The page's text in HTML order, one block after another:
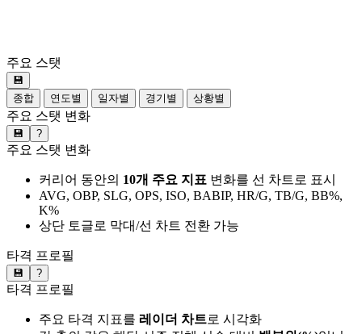
주요 스탯
💾
종합
연도별 일자별 경기별 상황별
주요 스탯 변화
💾 ?
주요 스탯 변화
커리어 동안의 10개 주요 지표 변화를 선 차트로 표시
AVG, OBP, SLG, OPS, ISO, BABIP, HR/G, TB/G, BB%,
K%
상단 토글로 막대/선 차트 전환 가능
타격 프로필
💾 ?
타격 프로필
주요 타격 지표를 레이더 차트로 시각화